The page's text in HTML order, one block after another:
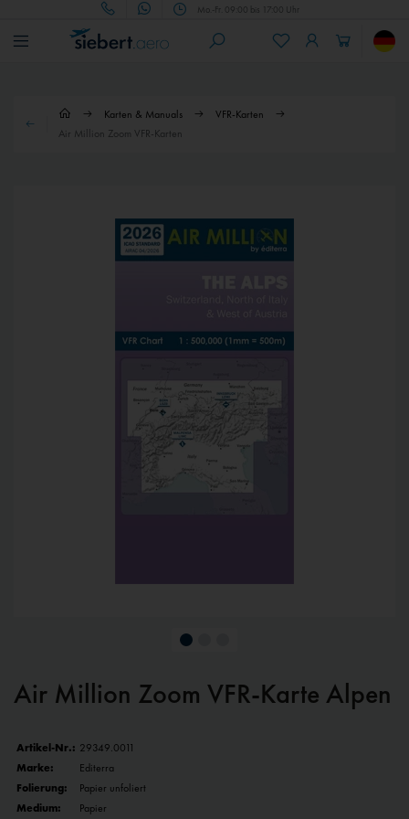
Mo.-Fr. 09:00 bis 17:00 Uhr
Karten & Manuals
VFR-Karten
Air Million Zoom VFR-Karten
Air Million Zoom VFR-Karte Alpen
Artikel-Nr.: 29349.0011
Marke:
Editerra
Folierung:
Papier unfoliert
Medium:
Papier